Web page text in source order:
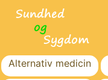
Alternativ medicin